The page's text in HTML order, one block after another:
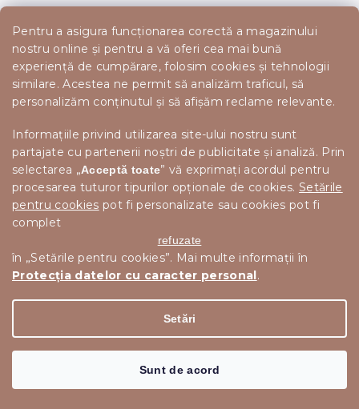
Pentru a asigura funcționarea corectă a magazinului
nostru online și pentru a vă oferi cea mai bună
experiență de cumpărare, folosim cookies și tehnologii
similare. Acestea ne permit să analizăm traficul, să
personalizăm conținutul și să afișăm reclame relevante.
Informațiile privind utilizarea site-ului nostru sunt
partajate cu partenerii noștri de publicitate și analiză. Prin
selectarea „Acceptă toate” vă exprimați acordul pentru
procesarea tuturor tipurilor opționale de cookies. Setările
pentru cookies pot fi personalizate sau cookies pot fi
complet
refuzate
în „Setările pentru cookies”. Mai multe informații în
Protecția datelor cu caracter personal.
Setări
Sunt de acord
385 lei Adaugă în Coş
DECORATIUNE DE CRACIUN GINGERBREAD, MARO